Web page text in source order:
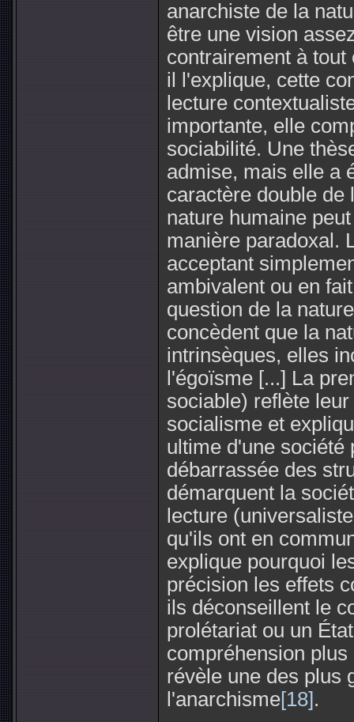
anarchiste de la
être une vision
contrairement à
il l'explique, cette
lecture
importante, elle
sociabilité. Une
admise, mais elle a
caractère double de
nature humaine
manière paradoxal.
acceptant
ambivalent ou en
question de la
concèdent que la
intrinsèques, elles
l'égoïsme [...] La
sociable) reflète
socialisme et
ultime d'une société
débarrassée des
démarquent la
lecture
qu'ils ont en
explique pourquoi
précision les effets
ils déconseillent le
prolétariat ou un
compréhension
révèle une des plus
l'anarchisme[18].